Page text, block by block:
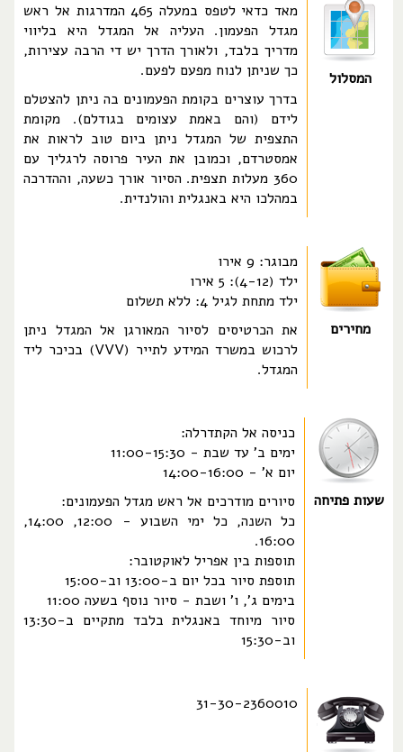
המסלול
מאד כדאי לטפס במעלה 465 המדרגות אל ראש
מגדל הפעמון. העליה אל המגדל היא בליווי
מדריך בלבד, ולאורך הדרך יש די הרבה עצירות,
כך שניתן לנוח מפעם לפעם.
בדרך עוצרים בקומת הפעמונים בה ניתן להצטלם
לידם (והם באמת עצומים בגודלם). מקומת
התצפית של המגדל ניתן ביום טוב לראות את
אמסטרדם, וכמובן את העיר פרוסה לרגליך עם
360 מעלות תצפית. הסיור אורך כשעה, וההדרכה
במהלכו היא באנגלית והולנדית.
מחירים
מבוגר: 9 אירו
ילד (4-12): 5 אירו
ילד מתחת לגיל 4: ללא תשלום
את הכרטיסים לסיור המאורגן אל המגדל ניתן
לרכוש במשרד המידע לתייר (VVV) בכיכר ליד
המגדל.
שעות פתיחה
כניסה אל הקתדרלה:
ימים ב' עד שבת - 11:00-15:30
יום א' - 14:00-16:00
סיורים מודרכים אל ראש מגדל הפעמונים:
כל השנה, כל ימי השבוע - 12:00, 14:00,
16:00.
תוספות בין אפריל לאוקטובר:
תוספת סיור בכל יום ב-13:00 וב-15:00
בימים ג', ו' ושבת - סיור נוסף בשעה 11:00
סיור מיוחד באנגלית בלבד מתקיים ב-13:30
וב-15:30
31-30-2360010